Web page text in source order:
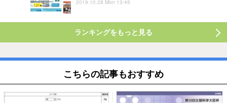
2019.10.28 Mon 13:45
ランキングをもっと見る
こちらの記事もおすすめ